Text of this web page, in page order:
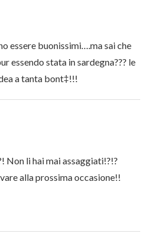
essere buonissimi….ma sai che
essendo stata in sardegna??? le
a tanta bont‡!!!
Non li hai mai assaggiati!?!?
alla prossima occasione!!